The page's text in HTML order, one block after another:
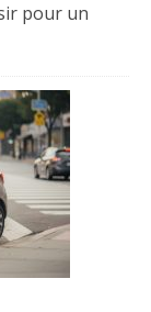
pour un